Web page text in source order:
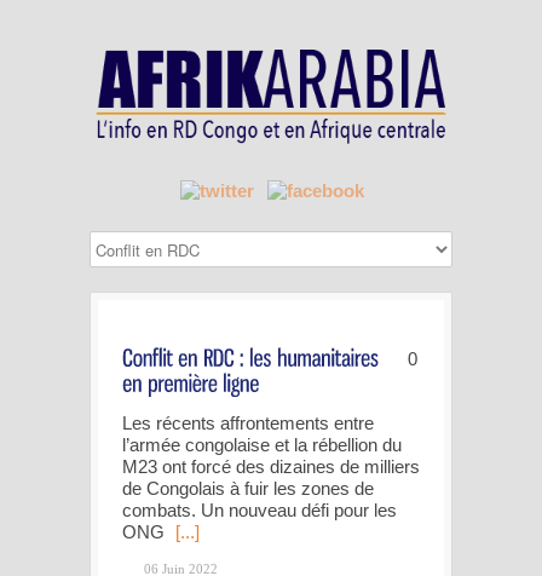
0
Les récents affrontements entre
l’armée congolaise et la rébellion du
M23 ont forcé des dizaines de milliers
de Congolais à fuir les zones de
combats. Un nouveau défi pour les
ONG
[...]
06 Juin 2022